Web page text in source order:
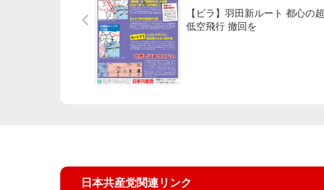
【ビラ】羽田新ルート 都心の超
低空飛行 撤回を
日本共産党関連リンク